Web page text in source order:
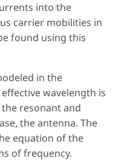
into the
carrier mobilities in
found using this
in the
wavelength is
resonant and
the antenna. The
equation of the
of frequency.